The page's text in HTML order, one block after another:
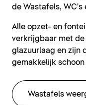
de Wastafels,
Alle opzet- en
verkrijgbaar met de
glazuurlaag en zijn
gemakkelijk schoon
Wastafels